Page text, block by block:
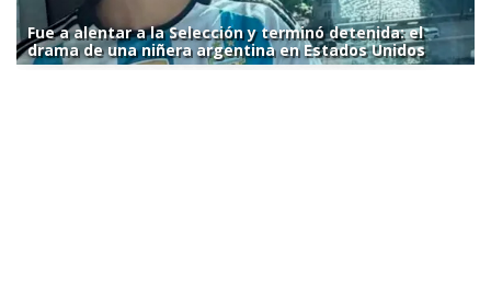
Fue a alentar a la Selección y terminó detenida: el
drama de una niñera argentina en Estados Unidos